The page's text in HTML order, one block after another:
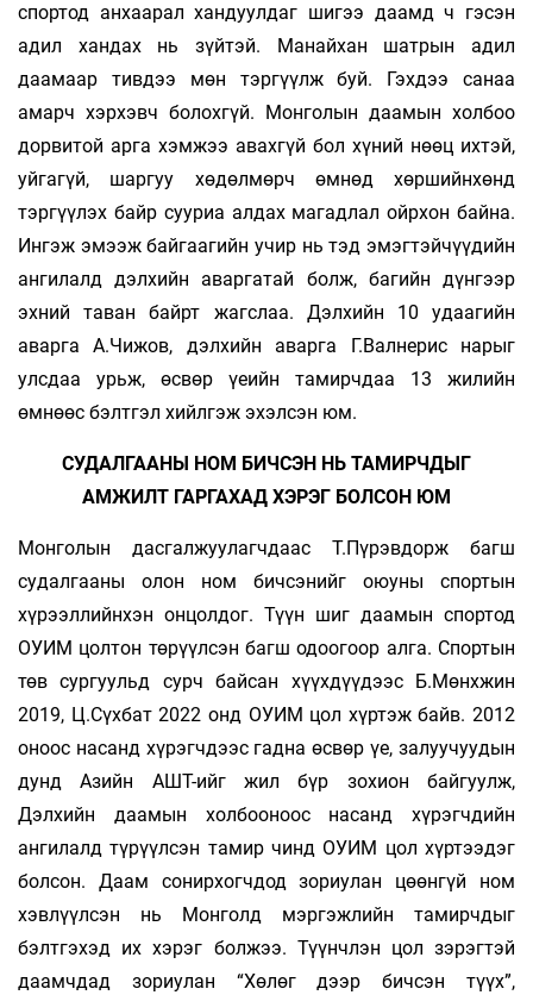
спортод анхаарал хандуулдаг шигээ даамд ч гэсэн
адил хандах нь зүйтэй. Манайхан шатрын адил
даамаар тивдээ мөн тэргүүлж буй. Гэхдээ санаа
амарч хэрхэвч болохгүй. Монголын даамын холбоо
дорвитой арга хэмжээ авахгүй бол хүний нөөц ихтэй,
уйгагүй, шаргуу хөдөлмөрч өмнөд хөршийнхөнд
тэргүүлэх байр сууриа алдах магадлал ойрхон байна.
Ингэж эмээж байгаагийн учир нь тэд эмэгтэйчүүдийн
ангилалд дэлхийн аваргатай болж, багийн дүнгээр
эхний таван байрт жагслаа. Дэлхийн 10 удаагийн
аварга А.Чижов, дэлхийн аварга Г.Валнерис нарыг
улсдаа урьж, өсвөр үеийн тамирчдаа 13 жилийн
өмнөөс бэлтгэл хийлгэж эхэлсэн юм.
СУДАЛГААНЫ НОМ БИЧСЭН НЬ ТАМИРЧДЫГ
АМЖИЛТ ГАРГАХАД ХЭРЭГ БОЛСОН ЮМ
Монголын дасгалжуулагчдаас Т.Пүрэвдорж багш
судалгааны олон ном бичсэнийг оюуны спортын
хүрээллийнхэн онцолдог. Түүн шиг даамын спортод
ОУИМ цолтон төрүүлсэн багш одоогоор алга. Спортын
төв сургуульд сурч байсан хүүхдүүдээс Б.Мөнхжин
2019, Ц.Сүхбат 2022 онд ОУИМ цол хүртэж байв. 2012
оноос насанд хүрэгчдээс гадна өсвөр үе, залуучуудын
дунд Азийн АШТ-ийг жил бүр зохион байгуулж,
Дэлхийн даамын холбооноос насанд хүрэгчдийн
ангилалд түрүүлсэн тамир­ чинд ОУИМ цол хүртээдэг
болсон. Даам сонирхогчдод зориулан цөөнгүй ном
хэвлүүлсэн нь Монголд мэргэжлийн тамирчдыг
бэлтгэхэд их хэрэг болжээ. Түүнчлэн цол зэрэгтэй
даамчдад зориулан “Хөлөг дээр бичсэн түүх”,